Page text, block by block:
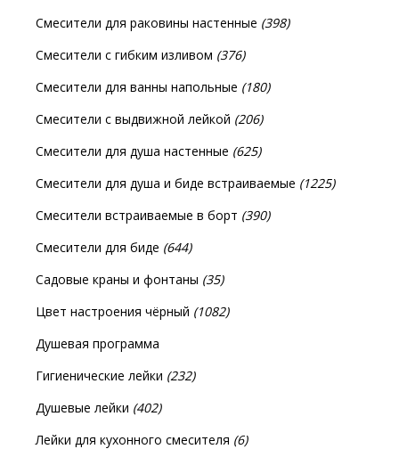
Смесители для раковины настенные (398)
Смесители с гибким изливом (376)
Смесители для ванны напольные (180)
Смесители с выдвижной лейкой (206)
Смесители для душа настенные (625)
Смесители для душа и биде встраиваемые (1225)
Смесители встраиваемые в борт (390)
Смесители для биде (644)
Садовые краны и фонтаны (35)
Цвет настроения чёрный (1082)
Душевая программа
Гигиенические лейки (232)
Душевые лейки (402)
Лейки для кухонного смесителя (6)